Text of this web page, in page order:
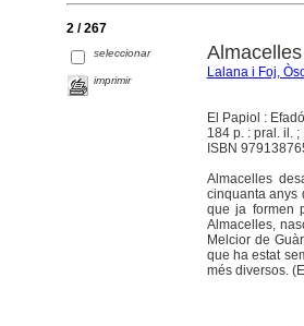
2 / 267
seleccionar
imprimir
Lalana i Foj,
El Papiol :
184 p. : pral. il. ;
ISBN
Almacelles
cinquanta anys
que ja formen
Almacelles,
Melcior de
que ha estat
més diversos.